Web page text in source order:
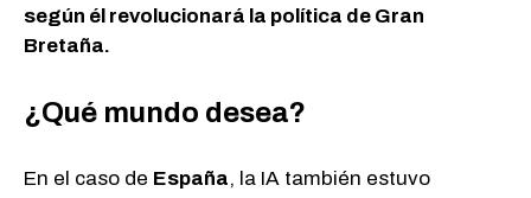
según él revolucionará la política de Gran
Bretaña.
¿Qué mundo desea?
En el caso de España, la IA también estuvo